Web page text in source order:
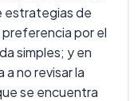
estrategias de
por el
simples; y en
no revisar la
se encuentra